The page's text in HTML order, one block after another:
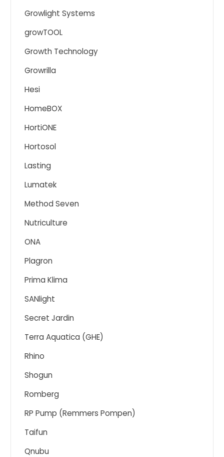
Growlight Systems
growTOOL
Growth Technology
Growrilla
Hesi
HomeBOX
HortiONE
Hortosol
Lasting
Lumatek
Method Seven
Nutriculture
ONA
Plagron
Prima Klima
SANlight
Secret Jardin
Terra Aquatica (GHE)
Rhino
Shogun
Romberg
RP Pump (Remmers Pompen)
Taifun
Qnubu